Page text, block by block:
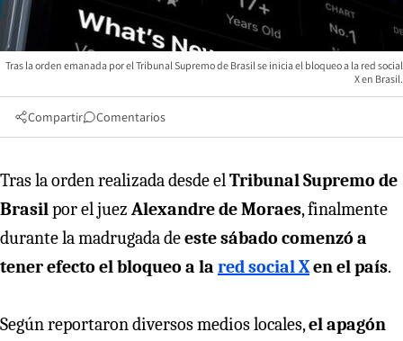
Tras la orden emanada por el Tribunal Supremo de Brasil se inicia el bloqueo a la red social
X en Brasil.
Compartir Comentarios
Tras la orden realizada desde elTribunal Supremo de
Brasilpor el juez Alexandre de Moraes, finalmente
durante la madrugada deeste sábado comenzó a
tener efecto el bloqueo a la red social Xen el país.
Según reportaron diversos medios locales,el apagón